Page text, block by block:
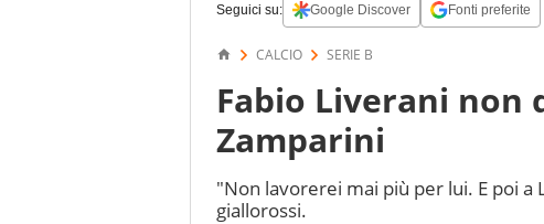
Seguici su: Google Discover Fonti preferite
CALCIO SERIE B
Fabio Liverani non
Zamparini
"Non lavorerei mai più per lui. E poi a
giallorossi.